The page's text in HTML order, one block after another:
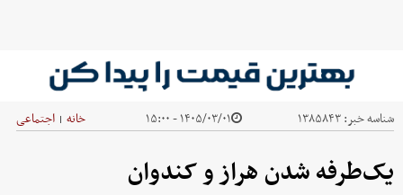
شناسه خبر:۱۳۸۵۸۴۳ ۱۴۰۵/۰۳/۰۱ - ۱۵:۰۰ خانه | اجتماعی
یک‌طرفه شدن هراز و کندوان